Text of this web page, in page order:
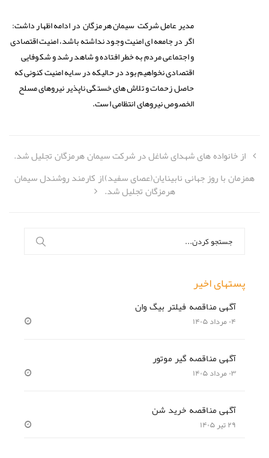
مدیر عامل شرکت سیمان هرمزگان در ادامه اظهار داشت:
اگر در جامعه ای امنیت وجود نداشته باشد، امنیت اقتصادی
و اجتماعی مردم به خطر افتاده و شاهد رشد و شکوفایی
اقتصادی نخواهیم بود در حالیکه در سایه امنیت کنونی که
حاصل زحمات و تلاش های خستگی ناپذیر نیروهای مسلح
الخصوص نیروهای انتظامی است.
از خانواده های شهدای شاغل در شرکت سیمان هرمزگان تجلیل شد.
همزمان با روز جهانی نابینایان(عصای سفید),از کارمند روشندل سیمان
هرمزگان تجلیل شد.
برای:
پستهای اخیر
آگهی مناقصه فیلتر بیگ وان
۰۴ مرداد ۱۴۰۵
آگهی مناقصه گیر موتور
۰۳ مرداد ۱۴۰۵
آگهی مناقصه خرید شن
۲۹ تیر ۱۴۰۵